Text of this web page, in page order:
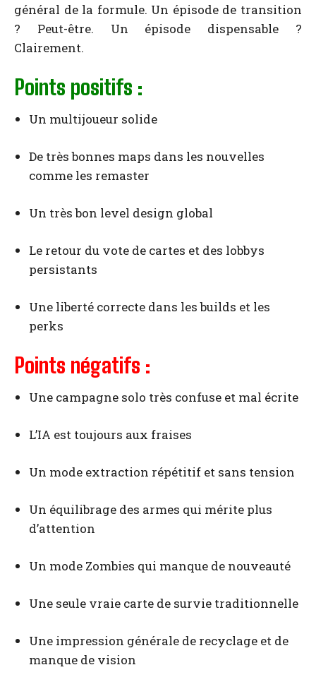
général de la formule. Un épisode de transition
? Peut-être. Un épisode dispensable ?
Clairement.
Points positifs :
Un multijoueur solide
De très bonnes maps dans les nouvelles
comme les remaster
Un très bon level design global
Le retour du vote de cartes et des lobbys
persistants
Une liberté correcte dans les builds et les
perks
Points négatifs :
Une campagne solo très confuse et mal écrite
L’IA est toujours aux fraises
Un mode extraction répétitif et sans tension
Un équilibrage des armes qui mérite plus
d’attention
Un mode Zombies qui manque de nouveauté
Une seule vraie carte de survie traditionnelle
Une impression générale de recyclage et de
manque de vision